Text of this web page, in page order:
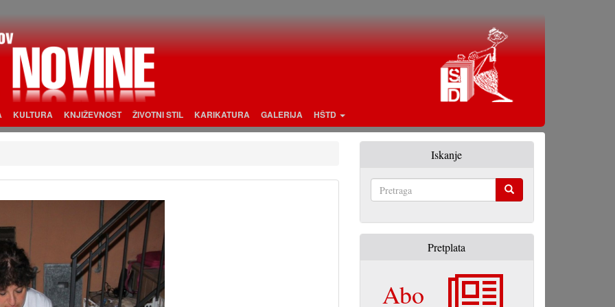
KULTURA KNJIŽEVNOST ŽIVOTNI STIL KARIKATURA GALERIJA HŠTD
Iskanje
Pretplata
Abo